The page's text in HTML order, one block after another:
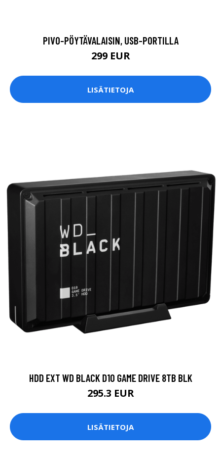
PIVO-PÖYTÄVALAISIN, USB-PORTILLA
299 EUR
LISÄTIETOJA
HDD EXT WD BLACK D10 GAME DRIVE 8TB BLK
295.3 EUR
LISÄTIETOJA